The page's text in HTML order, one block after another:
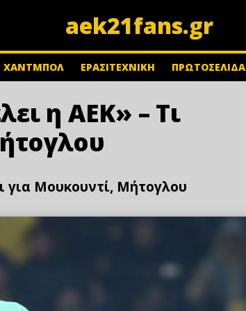
aek21fans.gr
ΧΑΝΤΜΠΟΛ ΕΡΑΣΙΤΕΧΝΙΚΗ ΠΡΩΤΟΣΕΛΙΔΑ
η ΑΕΚ» – Τι
για Μουκουντί, Μήτογλου